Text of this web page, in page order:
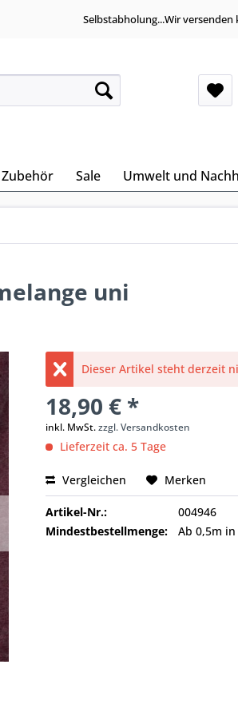
Selbstabholung...Wir
Zubehör Sale Umwelt und
uni
Dieser Artikel steht derzeit
18,90 € *
inkl. MwSt.zzgl. Versandkosten
Lieferzeit ca. 5 Tage
Vergleichen Merken
Artikel-Nr.:
004946
Mindestbestellmenge:
Ab 0,5m